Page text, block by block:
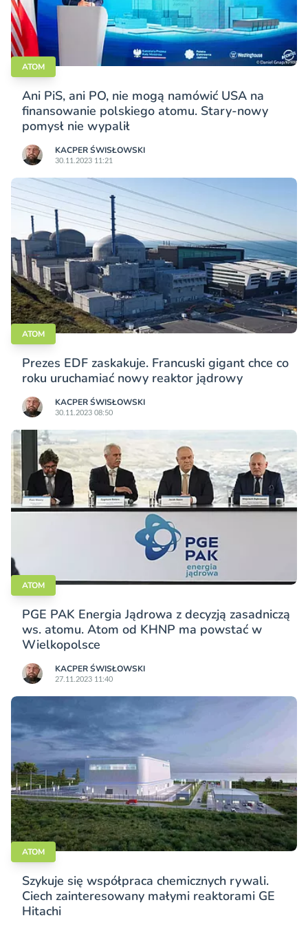
ATOM
Ani PiS, ani PO, nie mogą namówić USA na
finansowanie polskiego atomu. Stary-nowy
pomysł nie wypalił
KACPER ŚWISŁO­WSKI
30.11.2023 11:21
ATOM
Prezes EDF zaskakuje. Francuski gigant chce co
roku uruchamiać nowy reaktor jądrowy
KACPER ŚWISŁO­WSKI
30.11.2023 08:50
ATOM
PGE PAK Energia Jądrowa z decyzją zasadniczą
ws. atomu. Atom od KHNP ma powstać w
Wielkopolsce
KACPER ŚWISŁO­WSKI
27.11.2023 11:40
ATOM
Szykuje się współpraca chemicznych rywali.
Ciech zainteresowany małymi reaktorami GE
Hitachi